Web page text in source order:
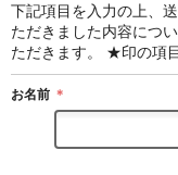
下記項目を入力の上、
ただきました内容につ
ただきます。 ★印の項
お名前 ＊